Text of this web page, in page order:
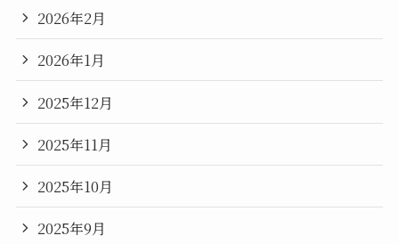
2026年2月
2026年1月
2025年12月
2025年11月
2025年10月
2025年9月